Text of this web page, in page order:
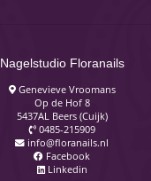
Nagelstudio Floranails
Genevieve Vroomans
Op de Hof 8
5437AL Beers (Cuijk)
0485-215909
info@floranails.nl
Facebook
Linkedin